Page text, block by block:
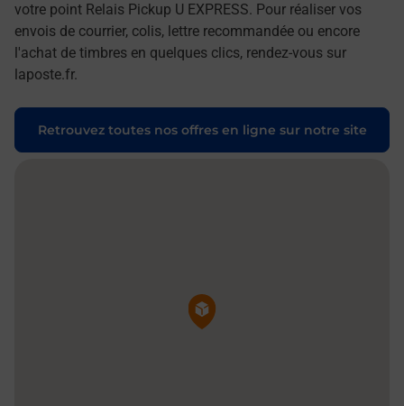
votre point Relais Pickup U EXPRESS. Pour réaliser vos
envois de courrier, colis, lettre recommandée ou encore
l'achat de timbres en quelques clics, rendez-vous sur
laposte.fr.
Retrouvez toutes nos offres en ligne sur notre site
Pin de la carte